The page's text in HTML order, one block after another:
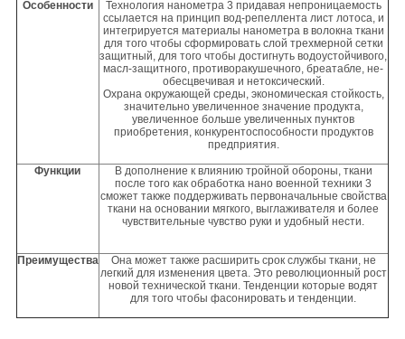
Особенности
Технология нанометра 3 придавая непроницаемость
ссылается на принцип вод-репеллента лист лотоса, и
интегрируется материалы нанометра в волокна ткани
для того чтобы сформировать слой трехмерной сетки
защитный, для того чтобы достигнуть водоустойчивого,
масл-защитного, противоракушечного, бреатабле, не-
обесцвечивая и нетоксический.
Охрана окружающей среды, экономическая стойкость,
значительно увеличенное значение продукта,
увеличенное больше увеличенных пунктов
приобретения, конкурентоспособности продуктов
предприятия.
Функции
В дополнение к влиянию тройной обороны, ткани
после того как обработка нано военной техники 3
сможет также поддерживать первоначальные свойства
ткани на основании мягкого, выглаживателя и более
чувствительные чувство руки и удобный нести.
Преимущества
Она может также расширить срок службы ткани, не
легкий для изменения цвета. Это революционный рост
новой технической ткани. Тенденции которые водят
для того чтобы фасонировать и тенденции.